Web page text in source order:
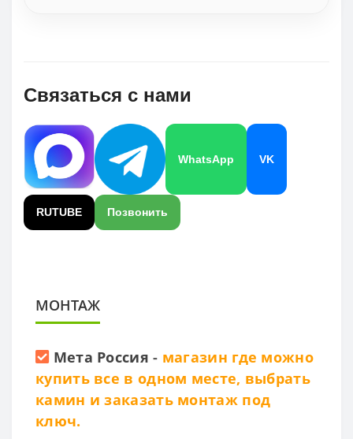
Связаться с нами
WhatsApp VK
RUTUBE Позвонить
МОНТАЖ
Мета Россия - магазин где можно
купить все в одном месте, выбрать
камин и заказать монтаж под
ключ.